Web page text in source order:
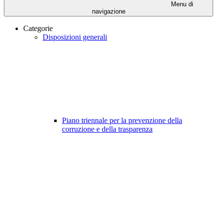
Menu di
navigazione
Categorie
Disposizioni generali
Piano triennale per la prevenzione della
corruzione e della trasparenza